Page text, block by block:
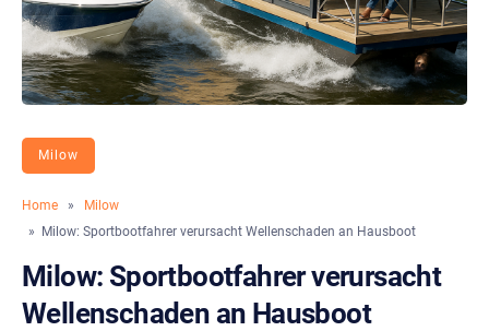
Milow
Home »
Milow
» Milow: Sportbootfahrer verursacht Wellenschaden an Hausboot
Milow: Sportbootfahrer verursacht
Wellenschaden an Hausboot